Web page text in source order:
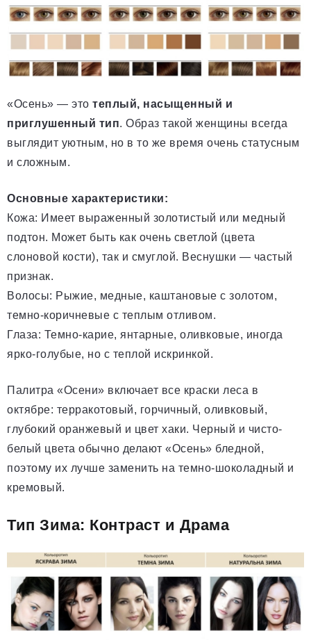
«Осень» — это теплый, насыщенный и
приглушенный тип. Образ такой женщины всегда
выглядит уютным, но в то же время очень статусным
и сложным.
Основные характеристики:
Кожа: Имеет выраженный золотистый или медный
подтон. Может быть как очень светлой (цвета
слоновой кости), так и смуглой. Веснушки — частый
признак.
Волосы: Рыжие, медные, каштановые с золотом,
темно-коричневые с теплым отливом.
Глаза: Темно-карие, янтарные, оливковые, иногда
ярко-голубые, но с теплой искринкой.
Палитра «Осени» включает все краски леса в
октябре: терракотовый, горчичный, оливковый,
глубокий оранжевый и цвет хаки. Черный и чисто-
белый цвета обычно делают «Осень» бледной,
поэтому их лучше заменить на темно-шоколадный и
кремовый.
Тип Зима: Контраст и Драма